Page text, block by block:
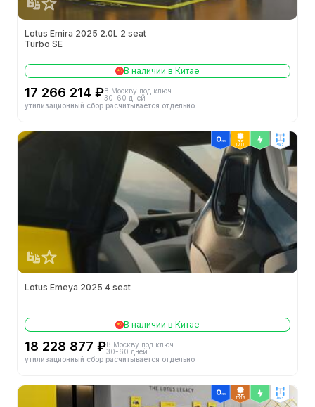
Lotus Emira 2025 2.0L 2 seat
Turbo SE
В наличии в Китае
17 266 214 ₽В Москву под ключ
30-60 дней
утилизационный сбор расчитывается отдельно
4wd
Lotus Emeya 2025 4 seat
В наличии в Китае
18 228 877 ₽В Москву под ключ
30-60 дней
утилизационный сбор расчитывается отдельно
ТОП 3 4wd